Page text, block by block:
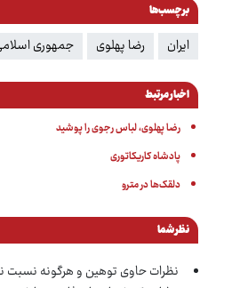
برچسب‌ها
ایران رضا پهلوی جمهوری
اخبار مرتبط
رضا پهلوی، لباس رجوی را پوشید
پادشاه کاریکاتوری
دلقک‌ها در مترو
نظر شما
نظرات حاوی توهین و هرگونه